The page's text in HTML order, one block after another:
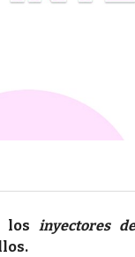
losinyectores